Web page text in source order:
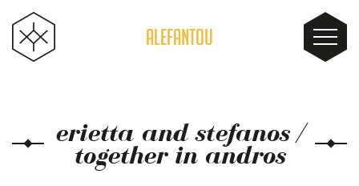
ALEFANTOU
erietta and stefanos /
together in andros